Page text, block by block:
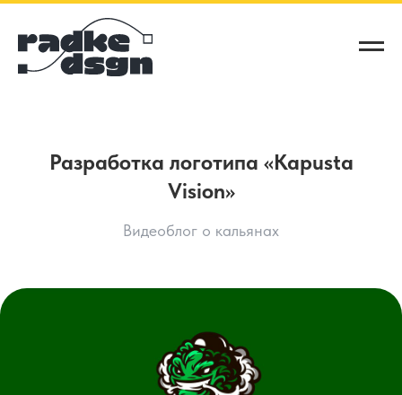
Разработка логотипа «Kapusta
Vision»
Видеоблог о кальянах